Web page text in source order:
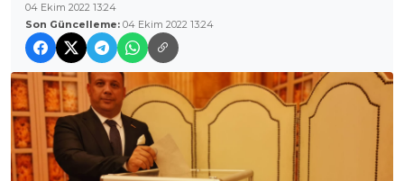
04 Ekim 2022 13:24
Son Güncelleme: 04 Ekim 2022 13:24